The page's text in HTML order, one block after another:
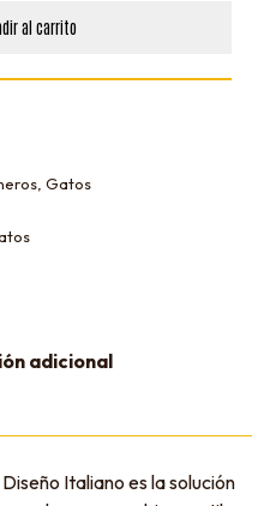
al carrito
Gatos
adicional
Italiano es la solución